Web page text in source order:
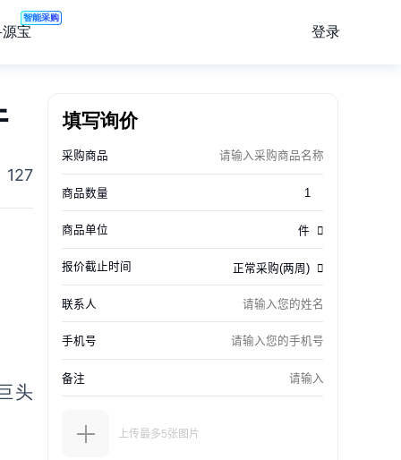
宝
智能采购
登录
127
头
填写询价